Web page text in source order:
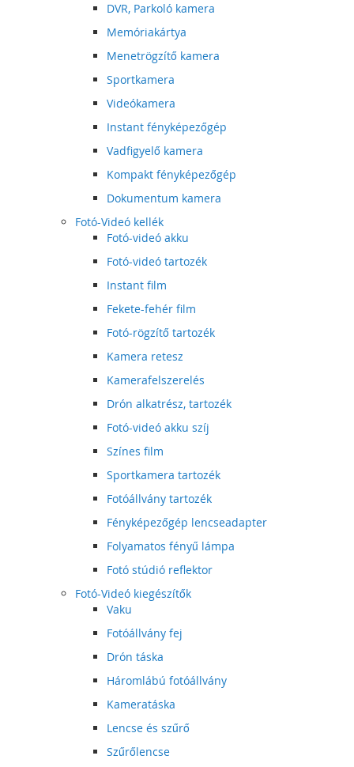
DVR, Parkoló kamera
Memóriakártya
Menetrögzítő kamera
Sportkamera
Videókamera
Instant fényképezőgép
Vadfigyelő kamera
Kompakt fényképezőgép
Dokumentum kamera
Fotó-Videó kellék
Fotó-videó akku
Fotó-videó tartozék
Instant film
Fekete-fehér film
Fotó-rögzítő tartozék
Kamera retesz
Kamerafelszerelés
Drón alkatrész, tartozék
Fotó-videó akku szíj
Színes film
Sportkamera tartozék
Fotóállvány tartozék
Fényképezőgép lencseadapter
Folyamatos fényű lámpa
Fotó stúdió reflektor
Fotó-Videó kiegészítők
Vaku
Fotóállvány fej
Drón táska
Háromlábú fotóállvány
Kameratáska
Lencse és szűrő
Szűrőlencse